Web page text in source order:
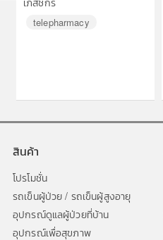
telepharmacy
สินค้า
โปรโมชั่น
รถเข็นผู้ป่วย / รถเข็นผู้สูงอายุ
อุปกรณ์ดูแลผู้ป่วยที่บ้าน
อุปกรณ์เพื่อสุขภาพ